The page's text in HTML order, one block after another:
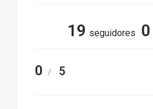
19 seguidores 0
0 / 5